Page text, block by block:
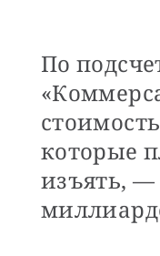
По
которые
изъять, —